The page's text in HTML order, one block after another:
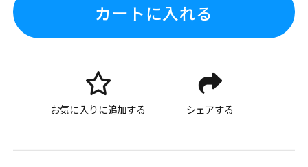
カートに入れる
お気に入りに追加する シェアする